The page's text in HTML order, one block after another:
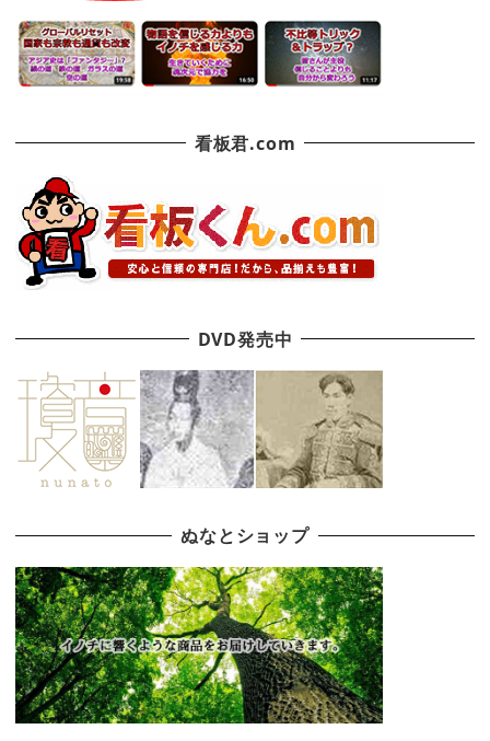
看板君.com
DVD発売中
ぬなとショップ